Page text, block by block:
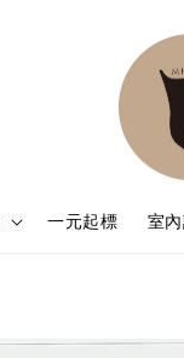
一元起標 室